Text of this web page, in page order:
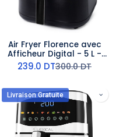
Air Fryer Florence avec
Afficheur Digital - 5 L -
1400W - Noir
239.0 DT300.0DT
Livraison Gratuite